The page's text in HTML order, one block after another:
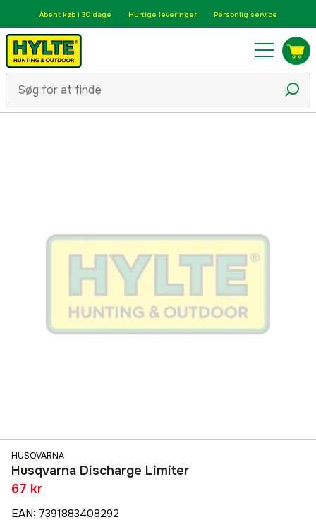
Åbent køb i 30 dage Hurtige leveringer Personlig service
HUSQVARNA
Husqvarna Discharge Limiter
67 kr
EAN: 7391883408292